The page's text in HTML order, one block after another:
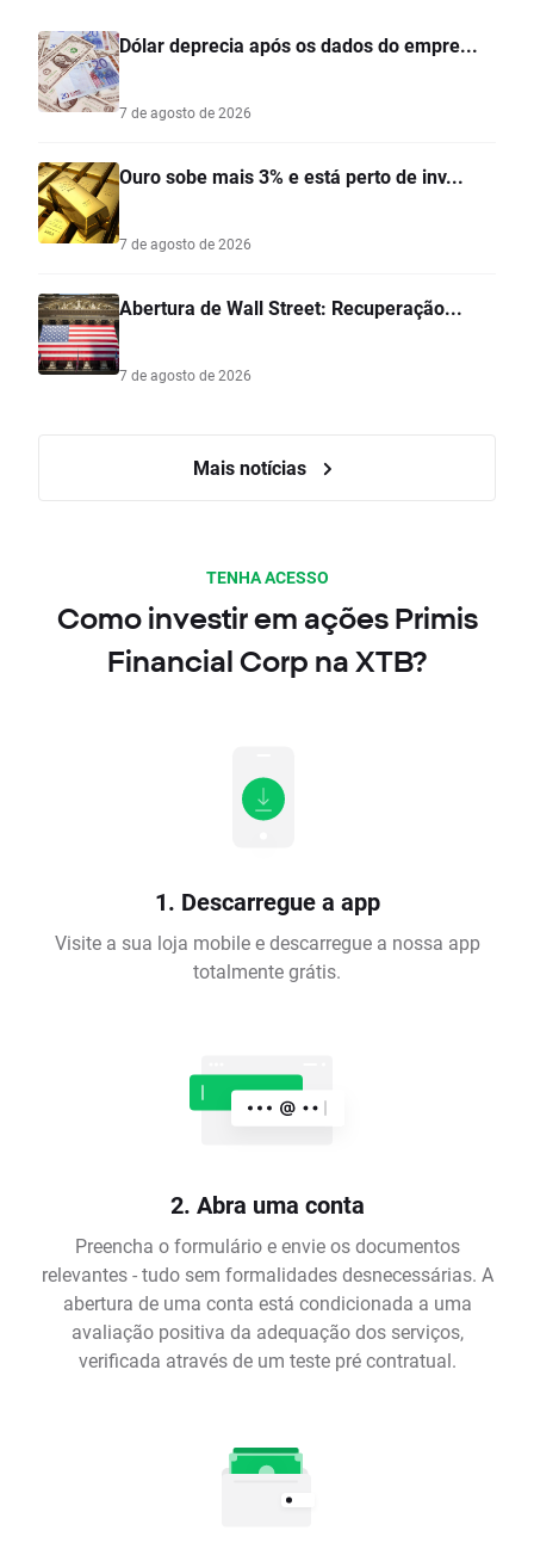
Dólar deprecia após os dados do empre...
7 de agosto de 2026
Ouro sobe mais 3% e está perto de inv...
7 de agosto de 2026
Abertura de Wall Street: Recuperação...
7 de agosto de 2026
Mais notícias
TENHA ACESSO
Como investir em ações Primis
Financial Corp na XTB?
1. Descarregue a app
Visite a sua loja mobile e descarregue a nossa app
totalmente grátis.
2. Abra uma conta
Preencha o formulário e envie os documentos
relevantes - tudo sem formalidades desnecessárias. A
abertura de uma conta está condicionada a uma
avaliação positiva da adequação dos serviços,
verificada através de um teste pré contratual.